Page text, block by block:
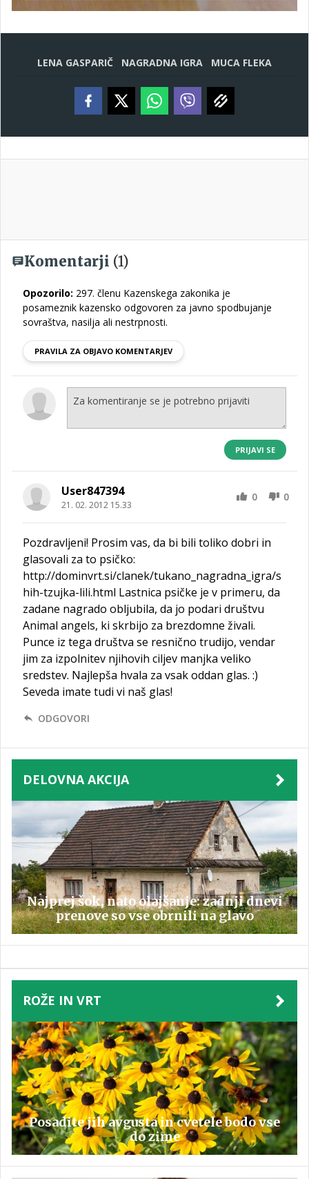
LENA GASPARIČ NAGRADNA IGRA MUCA FLEKA
Komentarji (1)
Opozorilo: 297. členu Kazenskega zakonika je
posameznik kazensko odgovoren za javno spodbujanje
sovraštva, nasilja ali nestrpnosti.
PRAVILA ZA OBJAVO KOMENTARJEV
PRIJAVI SE
User847394
21. 02. 2012 15.33
0 0
Pozdravljeni! Prosim vas, da bi bili toliko dobri in
glasovali za to psičko:
http://dominvrt.si/clanek/tukano_nagradna_igra/s
hih-tzujka-lili.html Lastnica psičke je v primeru, da
zadane nagrado obljubila, da jo podari društvu
Animal angels, ki skrbijo za brezdomne živali.
Punce iz tega društva se resnično trudijo, vendar
jim za izpolnitev njihovih ciljev manjka veliko
sredstev. Najlepša hvala za vsak oddan glas. :)
Seveda imate tudi vi naš glas!
ODGOVORI
DELOVNA AKCIJA
Najprej šok, nato olajšanje: zadnji dnevi
prenove so vse obrnili na glavo
ROŽE IN VRT
Posadite jih avgusta in cvetele bodo vse
do zime